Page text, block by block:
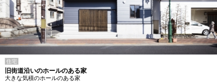
住宅
旧街道沿いのホールのある家
大きな気積のホールのある家